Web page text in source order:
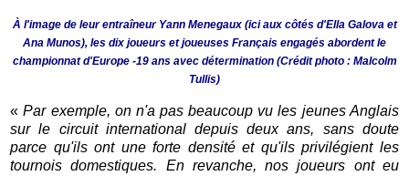
À l'image de leur entraîneur Yann Menegaux (ici aux côtés d'Ella Galova et
Ana Munos), les dix joueurs et joueuses Français engagés abordent le
championnat d'Europe -19 ans avec détermination (Crédit photo : Malcolm
Tullis)
«Par exemple, on n'a pas beaucoup vu les jeunes Anglais
sur le circuit international depuis deux ans, sans doute
parce qu'ils ont une forte densité et qu'ils privilégient les
tournois domestiques. En revanche, nos joueurs ont eu